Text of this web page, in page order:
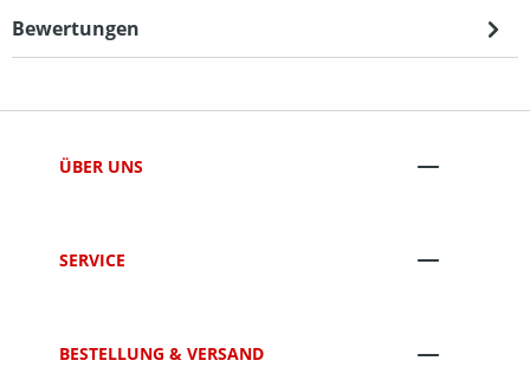
Bewertungen
ÜBER UNS
SERVICE
BESTELLUNG & VERSAND